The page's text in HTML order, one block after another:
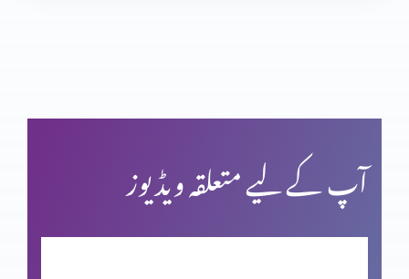
کیا مزامیر بھی سائنس کی تائید کرتے ہیں؟ (حصہ 1)
آپ کے لیے متعلقہ ویڈیوز